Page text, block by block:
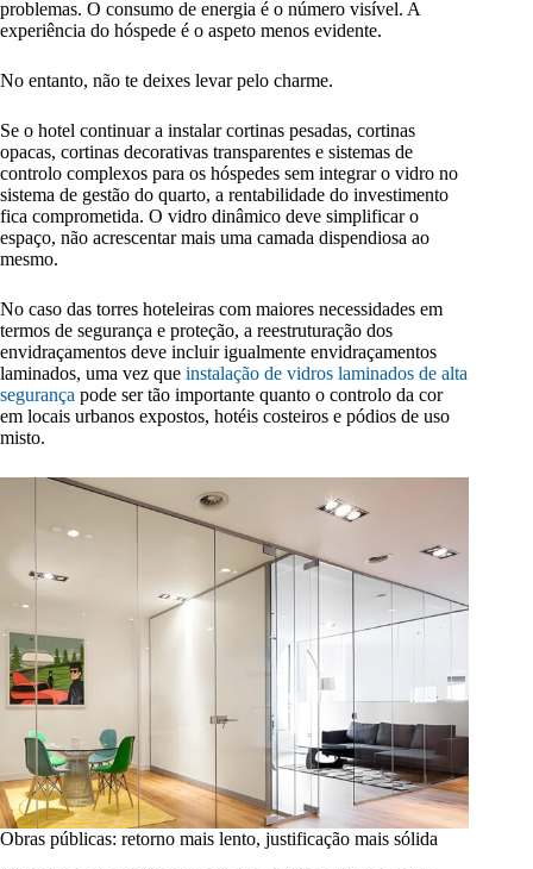
problemas. O consumo de energia é o número visível. A
experiência do hóspede é o aspeto menos evidente.
No entanto, não te deixes levar pelo charme.
Se o hotel continuar a instalar cortinas pesadas, cortinas
opacas, cortinas decorativas transparentes e sistemas de
controlo complexos para os hóspedes sem integrar o vidro no
sistema de gestão do quarto, a rentabilidade do investimento
fica comprometida. O vidro dinâmico deve simplificar o
espaço, não acrescentar mais uma camada dispendiosa ao
mesmo.
No caso das torres hoteleiras com maiores necessidades em
termos de segurança e proteção, a reestruturação dos
envidraçamentos deve incluir igualmente envidraçamentos
laminados, uma vez que instalação de vidros laminados de alta
segurança pode ser tão importante quanto o controlo da cor
em locais urbanos expostos, hotéis costeiros e pódios de uso
misto.
Obras públicas: retorno mais lento, justificação mais sólida